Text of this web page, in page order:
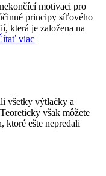
motivaci pro
principy síťového
která je založena na
viac
všetky výtlačky a
však môžete
ktoré ešte nepredali